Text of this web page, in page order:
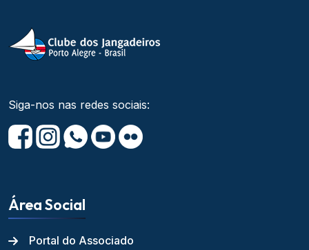
Siga-nos nas redes sociais:
Área Social
Portal do Associado